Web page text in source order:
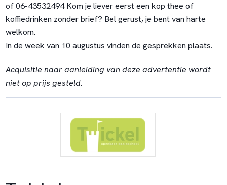
of 06-43532494 Kom je liever eerst een kop thee of
koffiedrinken zonder brief? Bel gerust, je bent van harte
welkom.
In de week van 10 augustus vinden de gesprekken plaats.
Acquisitie naar aanleiding van deze advertentie wordt
niet op prijs gesteld.